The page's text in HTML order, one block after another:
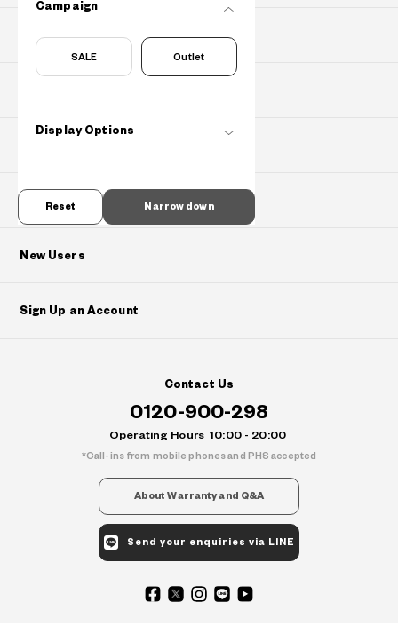
Campaign
SALE Outlet
Display Options
Narrow down
Reset
Find Shops
Contact Us
New Users
Sign Up an Account
Contact Us
0120-900-298
Operating Hours 10:00 - 20:00
Call-ins from mobile phones and PHS accepted
About Warranty and Q&A
Send your enquiries via LINE